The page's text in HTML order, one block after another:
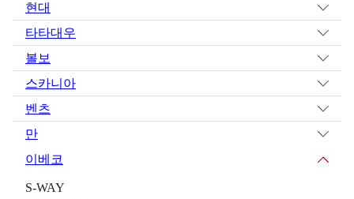
현대
타타대우
볼보
스카니아
벤츠
만
이베코
S-WAY